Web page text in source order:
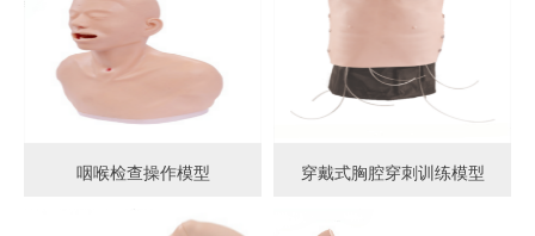
咽喉检查操作模型 穿戴式胸腔穿刺训练模型